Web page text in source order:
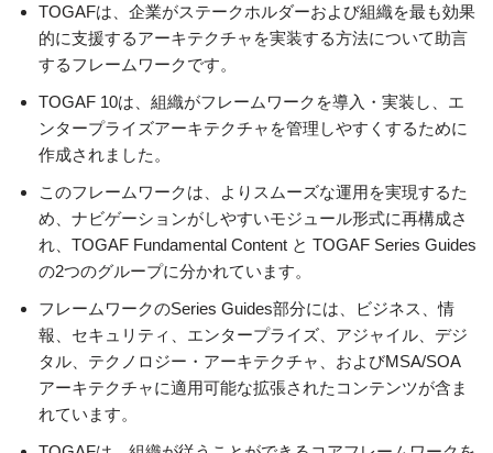
TOGAFは、企業がステークホルダーおよび組織を最も効果
的に支援するアーキテクチャを実装する方法について助言
するフレームワークです。
TOGAF 10は、組織がフレームワークを導入・実装し、エ
ンタープライズアーキテクチャを管理しやすくするために
作成されました。
このフレームワークは、よりスムーズな運用を実現するた
め、ナビゲーションがしやすいモジュール形式に再構成さ
れ、TOGAF Fundamental Content と TOGAF Series Guides
の2つのグループに分かれています。
フレームワークのSeries Guides部分には、ビジネス、情
報、セキュリティ、エンタープライズ、アジャイル、デジ
タル、テクノロジー・アーキテクチャ、およびMSA/SOA
アーキテクチャに適用可能な拡張されたコンテンツが含ま
れています。